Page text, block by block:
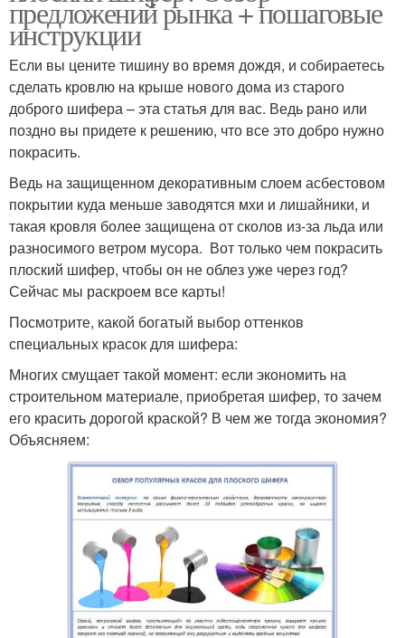
предложений рынка + пошаговые
инструкции
Если вы цените тишину во время дождя, и собираетесь
сделать кровлю на крыше нового дома из старого
доброго шифера – эта статья для вас. Ведь рано или
поздно вы придете к решению, что все это добро нужно
покрасить.
Ведь на защищенном декоративным слоем асбестовом
покрытии куда меньше заводятся мхи и лишайники, и
такая кровля более защищена от сколов из-за льда или
разносимого ветром мусора. Вот только чем покрасить
плоский шифер, чтобы он не облез уже через год?
Сейчас мы раскроем все карты!
Посмотрите, какой богатый выбор оттенков
специальных красок для шифера:
Многих смущает такой момент: если экономить на
строительном материале, приобретая шифер, то зачем
его красить дорогой краской? В чем же тогда экономия?
Объясняем: